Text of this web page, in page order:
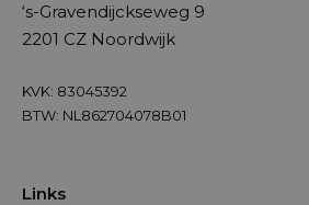
‘s-Gravendijckseweg 9
2201 CZ Noordwijk
KVK: 83045392
BTW: NL862704078B01
Links